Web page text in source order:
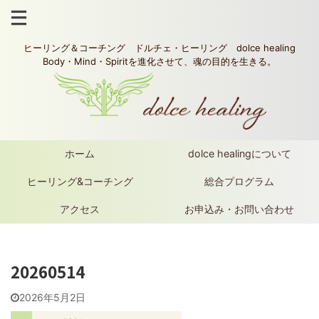
ヒーリング＆コーチング ドルチェ・ヒーリング dolce healing
Body・Mind・Spiritを進化させて、魂の目的を生きる。
ホーム dolce healingについて
ヒーリング&コーチング 総合プログラム
アクセス お申込み・お問い合わせ
20260514
2026年5月2日